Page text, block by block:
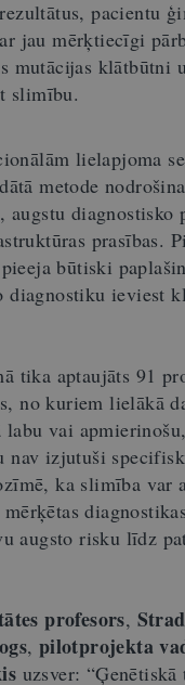
pacientu
jau mērķtiecīgi
mutācijas klātbūtni
slimību.
lielapjoma
metode
augstu diagnostisko
prasības.
būtiski
diagnostiku ieviest
tika aptaujāts 91
no kuriem lielākā
labu vai
nav izjutuši
ka slimība var
augsto risku līdz
profesors,
, pilotprojekta
uzsver: “Ģenētiskā